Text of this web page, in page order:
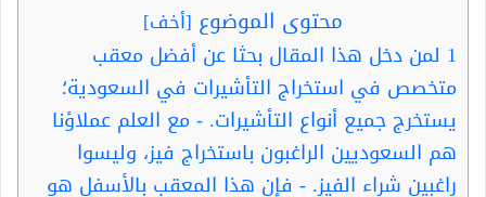
محتوى الموضوع [أخف]
1 لمن دخل هذا المقال بحثا عن أفضل معقب
متخصص في استخراج التأشيرات في السعودية؛
يستخرج جميع أنواع التأشيرات. - مع العلم عملاؤنا
هم السعوديين الراغبون باستخراج فيز، وليسوا
راغبين شراء الفيز. - فإن هذا المعقب بالأسفل هو